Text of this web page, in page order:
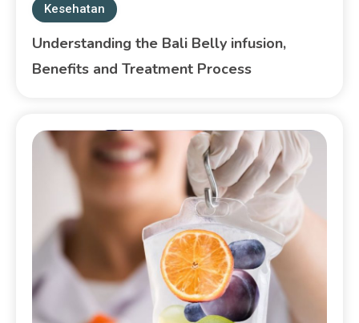
Kesehatan
Understanding the Bali Belly infusion,
Benefits and Treatment Process